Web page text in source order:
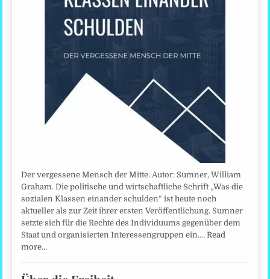
Der vergessene Mensch der Mitte. Autor: Sumner, William
Graham. Die politische und wirtschaftliche Schrift „Was die
sozialen Klassen einander schulden“ ist heute noch
aktueller als zur Zeit ihrer ersten Veröffentlichung. Sumner
setzte sich für die Rechte des Individuums gegenüber dem
Staat und organisierten Interessengruppen ein.…Read
more…